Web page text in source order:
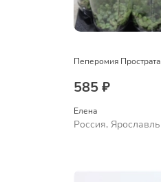
Пеперомия Прострата
585 ₽
Елена
Россия, Ярославль